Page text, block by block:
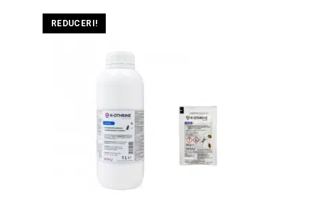
REDUCERI!